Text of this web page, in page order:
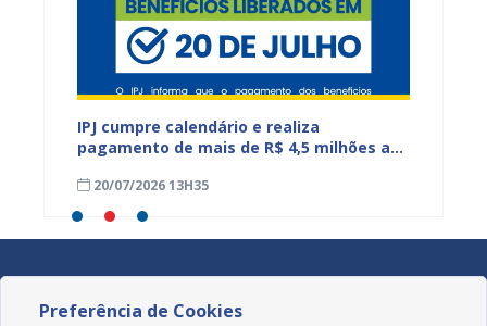
IPJ cumpre calendário e realiza
pagamento de mais de R$ 4,5 milhões a
20/07/2026 13H35
Preferência de Cookies